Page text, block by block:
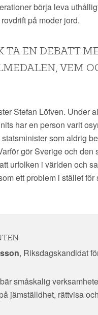
börja leva
på moder jord.
TA EN DEBATT
VEM
Stefan Löfven. Under
har en person varit
som aldrig
gör Sverige och den
urfolken i världen och
ett problem i stället för
, Riksdagskandidat
småskalig
jämställdhet, rättvisa och